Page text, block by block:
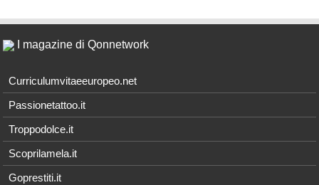
I magazine di Qonnetwork
Curriculumvitaeeuropeo.net
Passionetattoo.it
Troppodolce.it
Scoprilamela.it
Goprestiti.it